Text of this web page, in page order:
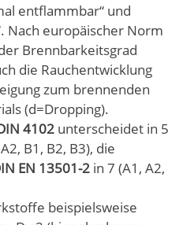
entflammbar“ und
Nach europäischer Norm
Brennbarkeitsgrad
die Rauchentwicklung
zum brennenden
(d=Dropping).
4102 unterscheidet in 5
B1, B2, B3), die
EN 13501-2 in 7 (A1, A2,
beispielsweise